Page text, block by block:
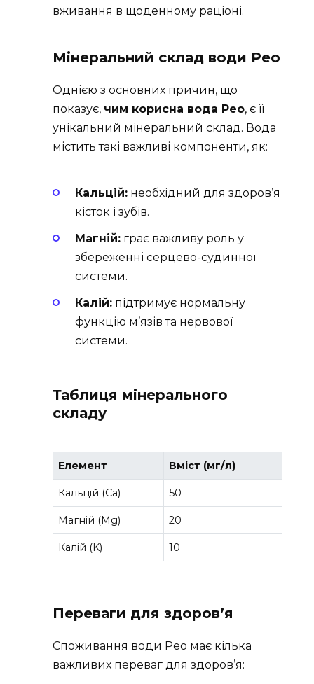
вживання в щоденному раціоні.
Мінеральний склад води Рео
Однією з основних причин, що
показує, чим корисна вода Рео, є її
унікальний мінеральний склад. Вода
містить такі важливі компоненти, як:
Кальцій: необхідний для здоров’я
кісток і зубів.
Магній: грає важливу роль у
збереженні серцево-судинної
системи.
Калій: підтримує нормальну
функцію м’язів та нервової
системи.
Таблиця мінерального
складу
Елемент Вміст (мг/л)
Кальцій (Ca) 50
Магній (Mg) 20
Калій (K) 10
Переваги для здоров’я
Споживання води Рео має кілька
важливих переваг для здоров’я: